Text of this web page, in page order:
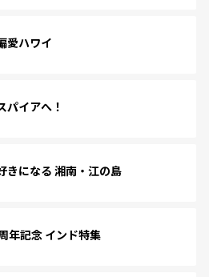
愛ハワイ
パイアへ！
きになる 湘南・江の島
年記念 インド特集